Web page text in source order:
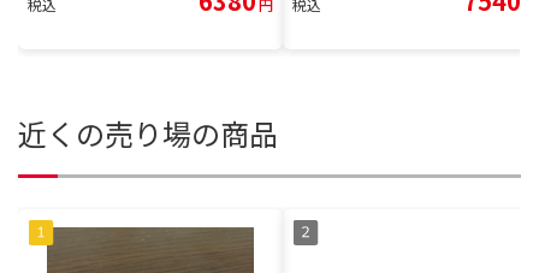
税込 円 税込
近くの売り場の商品